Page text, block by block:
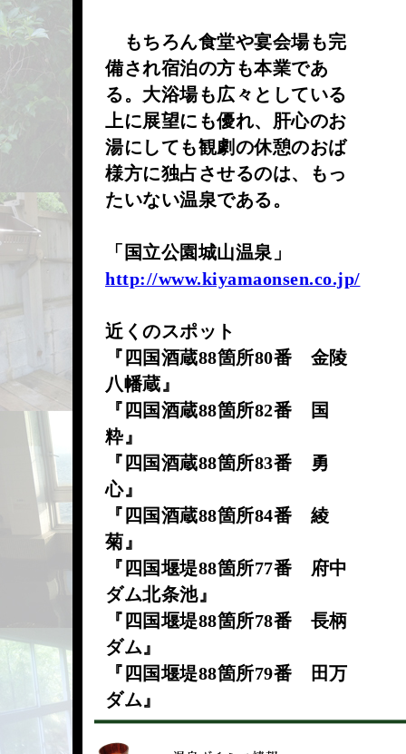
もちろん食堂や宴会場も完
備され宿泊の方も本業であ
る。大浴場も広々としている
上に展望にも優れ、肝心のお
湯にしても観劇の休憩のおば
様方に独占させるのは、もっ
たいない温泉である。
「国立公園城山温泉」
http://www.kiyamaonsen.co.jp/
近くのスポット
『四国酒蔵88箇所80番 金陵
八幡蔵』
『四国酒蔵88箇所82番 国
粋』
『四国酒蔵88箇所83番 勇
心』
『四国酒蔵88箇所84番 綾
菊』
『四国堰堤88箇所77番 府中
ダム北条池』
『四国堰堤88箇所78番 長柄
ダム』
『四国堰堤88箇所79番 田万
ダム』